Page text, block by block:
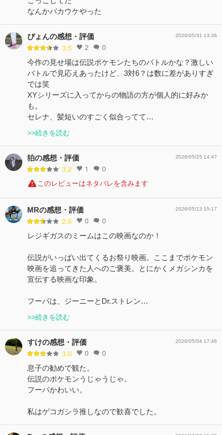
なんかバカウケやった
ぴょんの感想・評価
3.5 2 0
2026/05/31 13:36
今作の見せ場は伝説ポケモンたちのバトルかな？激しい
バトルで見応えあったけど、3対6？は数に差がありすぎ
では笑
XYシリーズに入ってからの物語の方が個人的に好みか
も。
セレナ、髪短いのすごく似合ってて…
>>続きを読む
狛の感想・評価
3.2 1 0
2026/05/25 14:47
このレビューはネタバレを含みます
MRの感想・評価
2.6 0 0
2026/05/13 15:17
レジギガスのミームはこの映画なのか！
伝説がいっぱい出てくるお祭り映画。ここまでポケモン
映画を追ってきた人へのご褒美。とにかくメガシンカを
宣伝する映画な印象。
フーパは、ジーニーとDr.ストレン…
>>続きを読む
すけの感想・評価
3.0 0 0
2026/05/04 17:46
息子の勧めで観た。
伝説のポケモンうじゃうじゃ。
フーパかわいい。
私はゲコガシラ推しなので歓喜でした。